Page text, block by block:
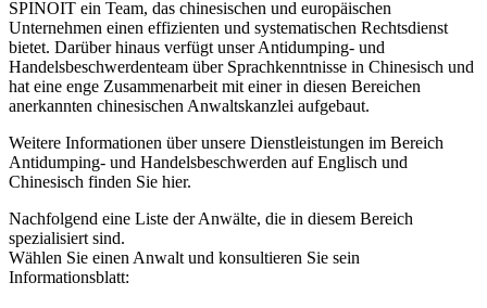
SPINOIT ein Team, das chinesischen und europäischen
Unternehmen einen effizienten und systematischen Rechtsdienst
bietet. Darüber hinaus verfügt unser Antidumping- und
Handelsbeschwerdenteam über Sprachkenntnisse in Chinesisch und
hat eine enge Zusammenarbeit mit einer in diesen Bereichen
anerkannten chinesischen Anwaltskanzlei aufgebaut.
Weitere Informationen über unsere Dienstleistungen im Bereich
Antidumping- und Handelsbeschwerden auf Englisch und
Chinesisch finden Sie hier.
Nachfolgend eine Liste der Anwälte, die in diesem Bereich
spezialisiert sind.
Wählen Sie einen Anwalt und konsultieren Sie sein
Informationsblatt: